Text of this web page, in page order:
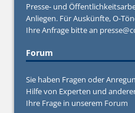
Presse- und
Anliegen. Für Auskünfte, O-
Ihre Anfrage bitte an
Forum
Sie haben Fragen oder
Hilfe von Experten und
Ihre Frage in unserem Forum